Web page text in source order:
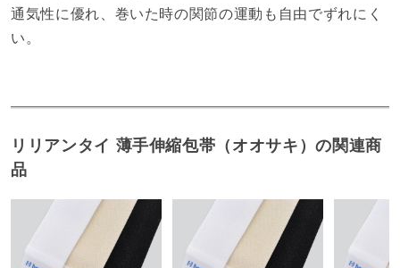
通気性に優れ、巻いた時の関節の運動も自由でずれにく
い。
リリアンタイ 薄手伸縮包帯（オオサキ）の関連商
品